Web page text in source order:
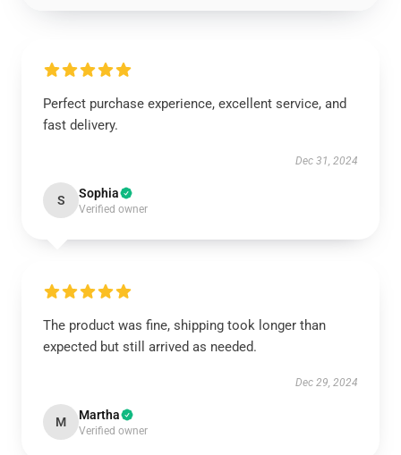
Perfect purchase experience, excellent service, and
fast delivery.
Dec 31, 2024
S Sophia
Verified owner
The product was fine, shipping took longer than
expected but still arrived as needed.
Dec 29, 2024
M Martha
Verified owner